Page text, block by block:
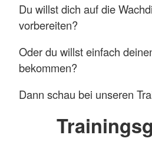
Du willst dich auf die
vorbereiten?
Oder du willst einfach
bekommen?
Dann schau bei unseren